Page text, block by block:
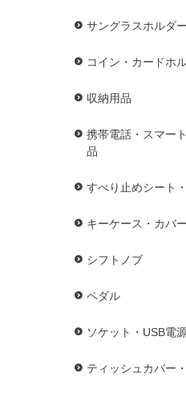
サングラスホルダー
コイン・カードホ
収納用品
携帯電話・スマー
品
すべり止めシート
キーケース・カバー
シフトノブ
ペダル
ソケット・USB電
ティッシュカバー